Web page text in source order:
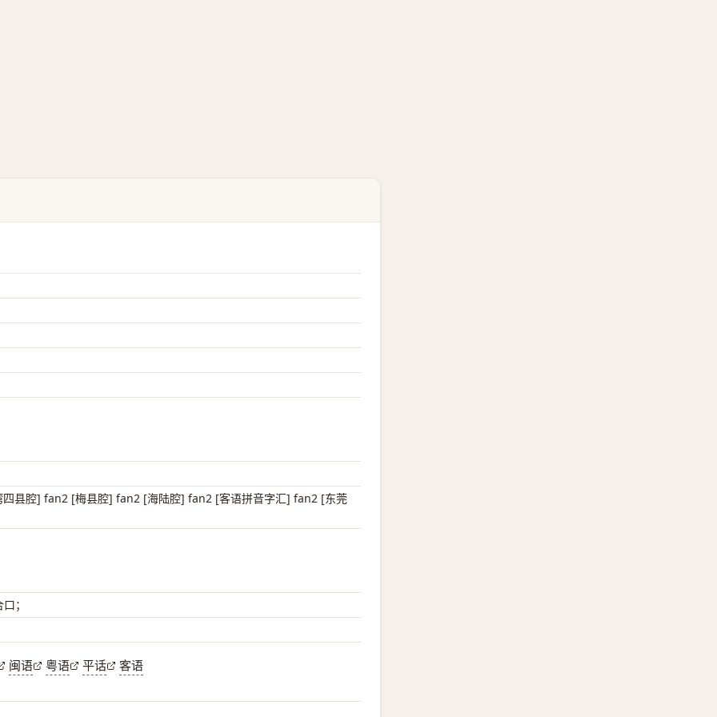
县腔] fan2 [梅县腔] fan2 [海陆腔] fan2 [客语拼音字汇] fan2 [东莞
；
闽语 粤语 平话 客语